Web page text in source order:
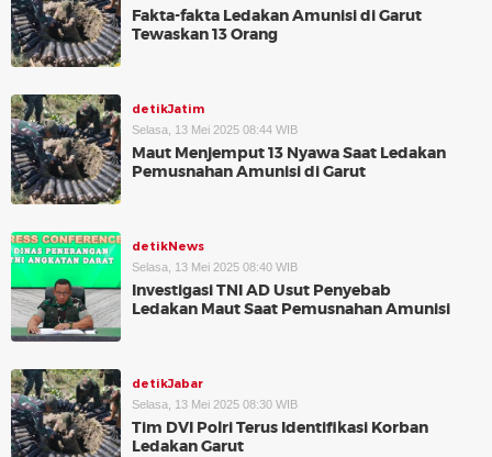
Fakta-fakta Ledakan Amunisi di Garut
Tewaskan 13 Orang
detikJatim
Selasa, 13 Mei 2025 08:44 WIB
Maut Menjemput 13 Nyawa Saat Ledakan
Pemusnahan Amunisi di Garut
detikNews
Selasa, 13 Mei 2025 08:40 WIB
Investigasi TNI AD Usut Penyebab
Ledakan Maut Saat Pemusnahan Amunisi
detikJabar
Selasa, 13 Mei 2025 08:30 WIB
Tim DVI Polri Terus Identifikasi Korban
Ledakan Garut